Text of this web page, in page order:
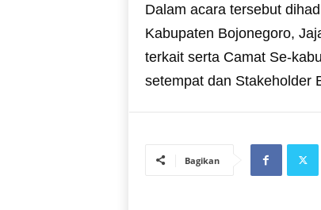
Dalam acara tersebut
Kabupaten Bojonegoro,
terkait serta Camat Se-
setempat dan Stakeholder
Bagikan